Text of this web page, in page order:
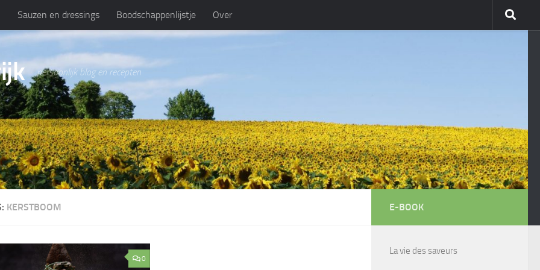
Sauzen en dressings Boodschappenlijstje Over
persoonlijk blog en recepten
KERSTBOOM
0
E-BOOK
La vie des saveurs